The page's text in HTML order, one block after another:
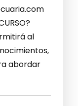
al
abordar